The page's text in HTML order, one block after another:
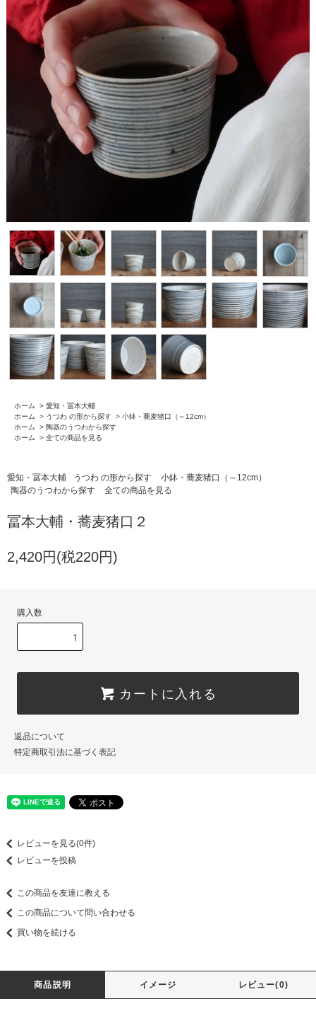
ホーム > 愛知・冨本大輔
ホーム
> うつわ の形から探す > 小鉢・蕎麦猪口（～12cm）
ホーム
> 陶器のうつわから探す
ホーム
> 全ての商品を見る
愛知・冨本大輔 うつわ の形から探す
小鉢・蕎麦猪口（～12cm）
陶器のうつわから探す
全ての商品を見る
冨本大輔・蕎麦猪口２
2,420円(税220円)
購入数
カートに入れる
返品について
特定商取引法に基づく表記
レビューを見る(0件)
レビューを投稿
この商品を友達に教える
この商品について問い合わせる
買い物を続ける
商品説明 イメージ レビュー(0)